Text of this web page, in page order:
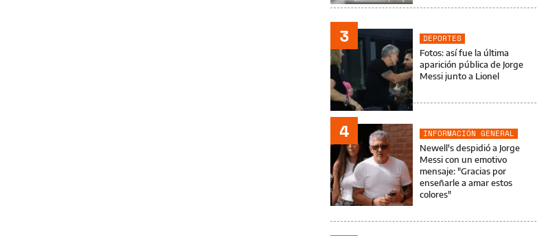
3
DEPORTES
Fotos: así fue la última
aparición pública de Jorge
Messi junto a Lionel
4
INFORMACIÓN GENERAL
Newell's despidió a Jorge
Messi con un emotivo
mensaje: "Gracias por
enseñarle a amar estos
colores"